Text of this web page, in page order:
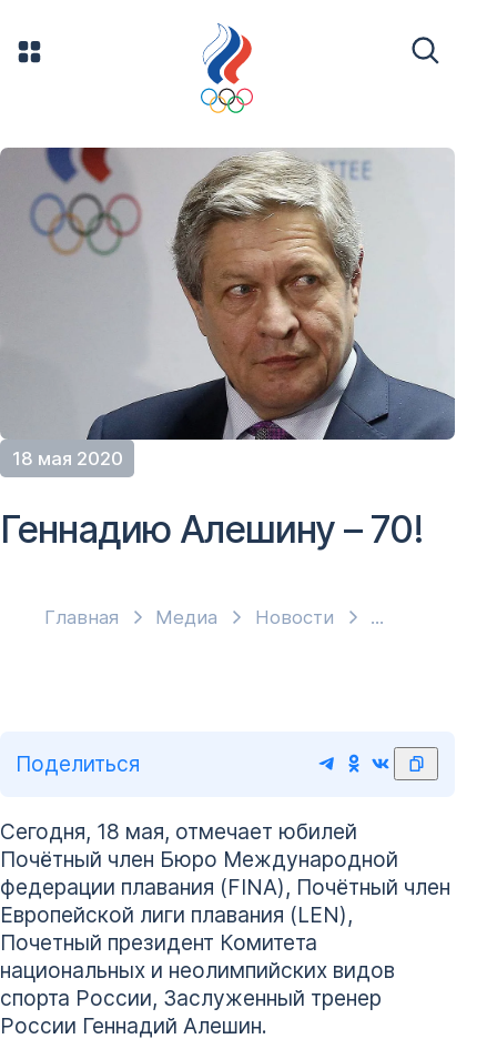
18 мая 2020
Главная Медиа Новости
Геннадию Алешину – 70!
Поделиться
Сегодня, 18 мая, отмечает юбилей
Почётный член Бюро Международной
федерации плавания (FINA), Почётный член
Европейской лиги плавания (LEN),
Почетный президент Комитета
национальных и неолимпийских видов
спорта России, Заслуженный тренер
России Геннадий Алешин.